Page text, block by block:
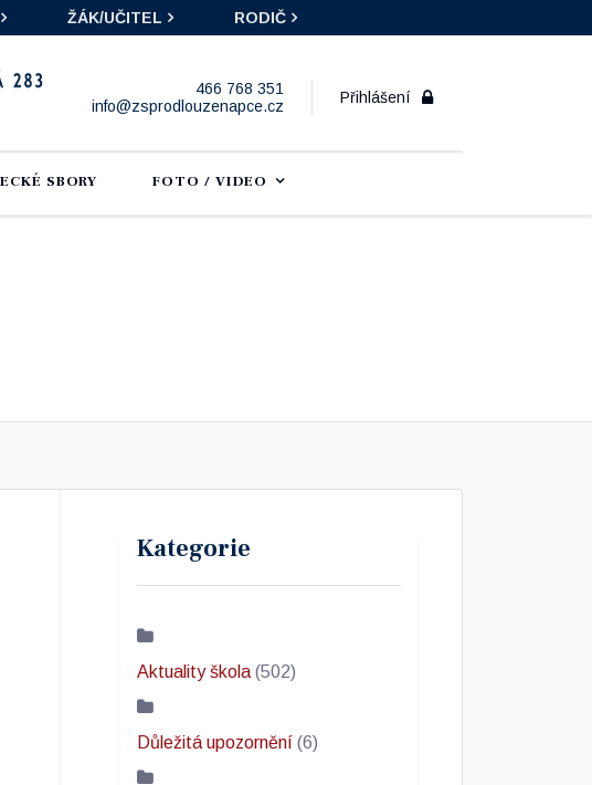
ŽÁK/UČITEL RODIČ
Přihlášení
466 768 351
info@zsprodlouzenapce.cz
SBORY FOTO / VIDEO
Kategorie
Aktuality škola (502)
Důležitá upozornění (6)